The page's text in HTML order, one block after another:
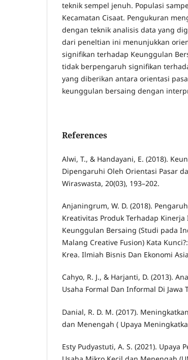
teknik sempel jenuh. Populasi
Kecamatan Cisaat. Pengukuran
dengan teknik analisis data yang
dari peneltian ini menunjukkan
signifikan terhadap Keunggulan
tidak berpengaruh signifikan
yang diberikan antara orientasi
keunggulan bersaing dengan
References
Alwi, T., & Handayani, E. (2018).
Dipengaruhi Oleh Orientasi Pasar
Wiraswasta, 20(03), 193–202.
Anjaningrum, W. D. (2018).
Kreativitas Produk Terhadap
Keunggulan Bersaing (Studi pada
Malang Creative Fusion) Kata
Krea. Ilmiah Bisnis Dan Ekonomi
Cahyo, R. J., & Harjanti, D. (2013).
Usaha Formal Dan Informal Di Jawa
Danial, R. D. M. (2017).
dan Menengah ( Upaya
Esty Pudyastuti, A. S. (2021).